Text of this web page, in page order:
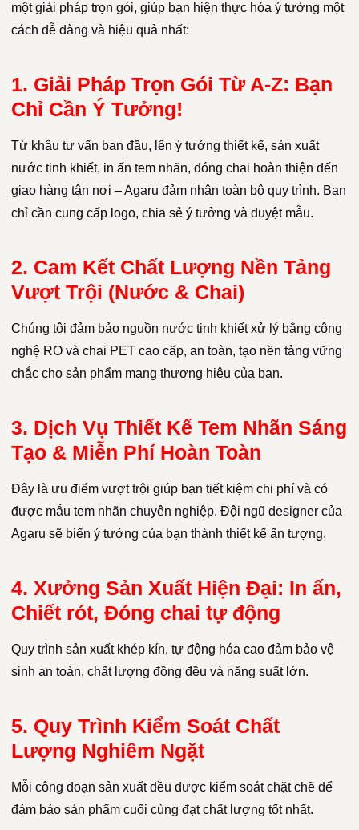
một giải pháp trọn gói, giúp bạn hiện thực hóa ý tưởng một
cách dễ dàng và hiệu quả nhất:
1. Giải Pháp Trọn Gói Từ A-Z: Bạn
Chỉ Cần Ý Tưởng!
Từ khâu tư vấn ban đầu, lên ý tưởng thiết kế, sản xuất
nước tinh khiết, in ấn tem nhãn, đóng chai hoàn thiện đến
giao hàng tận nơi – Agaru đảm nhận toàn bộ quy trình. Bạn
chỉ cần cung cấp logo, chia sẻ ý tưởng và duyệt mẫu.
2. Cam Kết Chất Lượng Nền Tảng
Vượt Trội (Nước & Chai)
Chúng tôi đảm bảo nguồn nước tinh khiết xử lý bằng công
nghệ RO và chai PET cao cấp, an toàn, tạo nền tảng vững
chắc cho sản phẩm mang thương hiệu của bạn.
3. Dịch Vụ Thiết Kế Tem Nhãn Sáng
Tạo & Miễn Phí Hoàn Toàn
Đây là ưu điểm vượt trội giúp bạn tiết kiệm chi phí và có
được mẫu tem nhãn chuyên nghiệp. Đội ngũ designer của
Agaru sẽ biến ý tưởng của bạn thành thiết kế ấn tượng.
4. Xưởng Sản Xuất Hiện Đại: In ấn,
Chiết rót, Đóng chai tự động
Quy trình sản xuất khép kín, tự động hóa cao đảm bảo vệ
sinh an toàn, chất lượng đồng đều và năng suất lớn.
5. Quy Trình Kiểm Soát Chất
Lượng Nghiêm Ngặt
Mỗi công đoạn sản xuất đều được kiểm soát chặt chẽ để
đảm bảo sản phẩm cuối cùng đạt chất lượng tốt nhất.